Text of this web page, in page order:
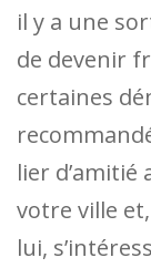
il y a une
de devenir
certaines
lier d’amitié
votre ville
lui,